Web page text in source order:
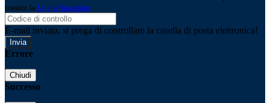
tramite la Login Spaggiari
E-mail inviata, si prega di controllare la casella di posta elettronica!
Errore
Chiudi
Successo